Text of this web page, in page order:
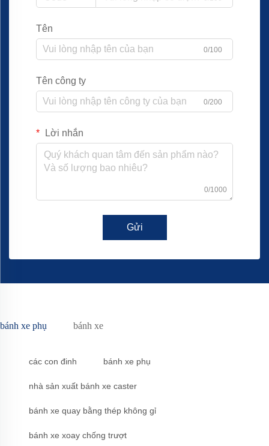
Tên
0/100
Tên công ty
0/200
Lời nhắn
0/1000
Gửi
bánh xe phụ bánh xe
các con đinh bánh xe phụ
nhà sản xuất bánh xe caster
bánh xe quay bằng thép không gỉ
bánh xe xoay chống trượt